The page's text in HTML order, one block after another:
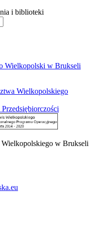
i biblioteki
Wielkopolski w Brukseli
w Brukseli